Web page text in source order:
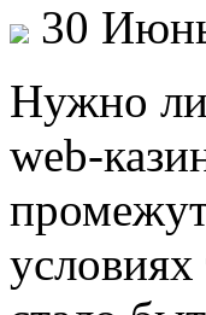
30
Нужнo
web-